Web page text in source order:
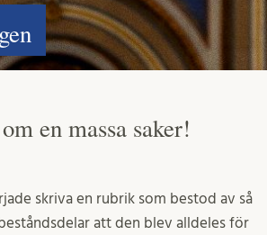
en massa saker!
skriva en rubrik som bestod av så
att den blev alldeles för